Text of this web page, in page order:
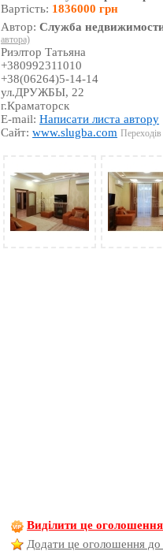
Вартість: 1836000 грн
Автор:Служба
автора)
Риэлтор Татьяна
+380992311010
+38(06264)5-14-14
ул.ДРУЖБЫ, 22
г.Краматорск
E-mail:Написати листа автору
Сайт:www.slugba.com
Виділити це оголошення
Додати це оголошення до